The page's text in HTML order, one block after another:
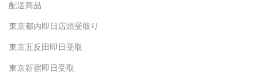
配送商品
東京都内即日店頭受取り
東京五反田即日受取
東京新宿即日受取